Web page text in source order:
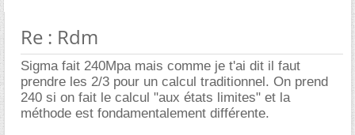
Re : Rdm
Sigma fait 240Mpa mais comme je t'ai dit il faut
prendre les 2/3 pour un calcul traditionnel. On prend
240 si on fait le calcul "aux états limites" et la
méthode est fondamentalement différente.